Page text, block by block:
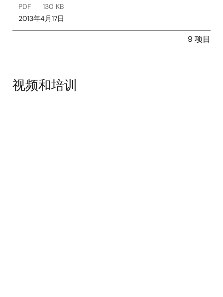
PDF
130 KB
2013年4月17日
9 项目
视频和培训